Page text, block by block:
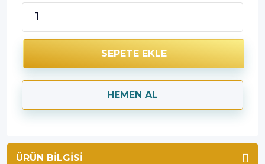
SEPETE EKLE
HEMEN AL
ÜRÜN BILGISI